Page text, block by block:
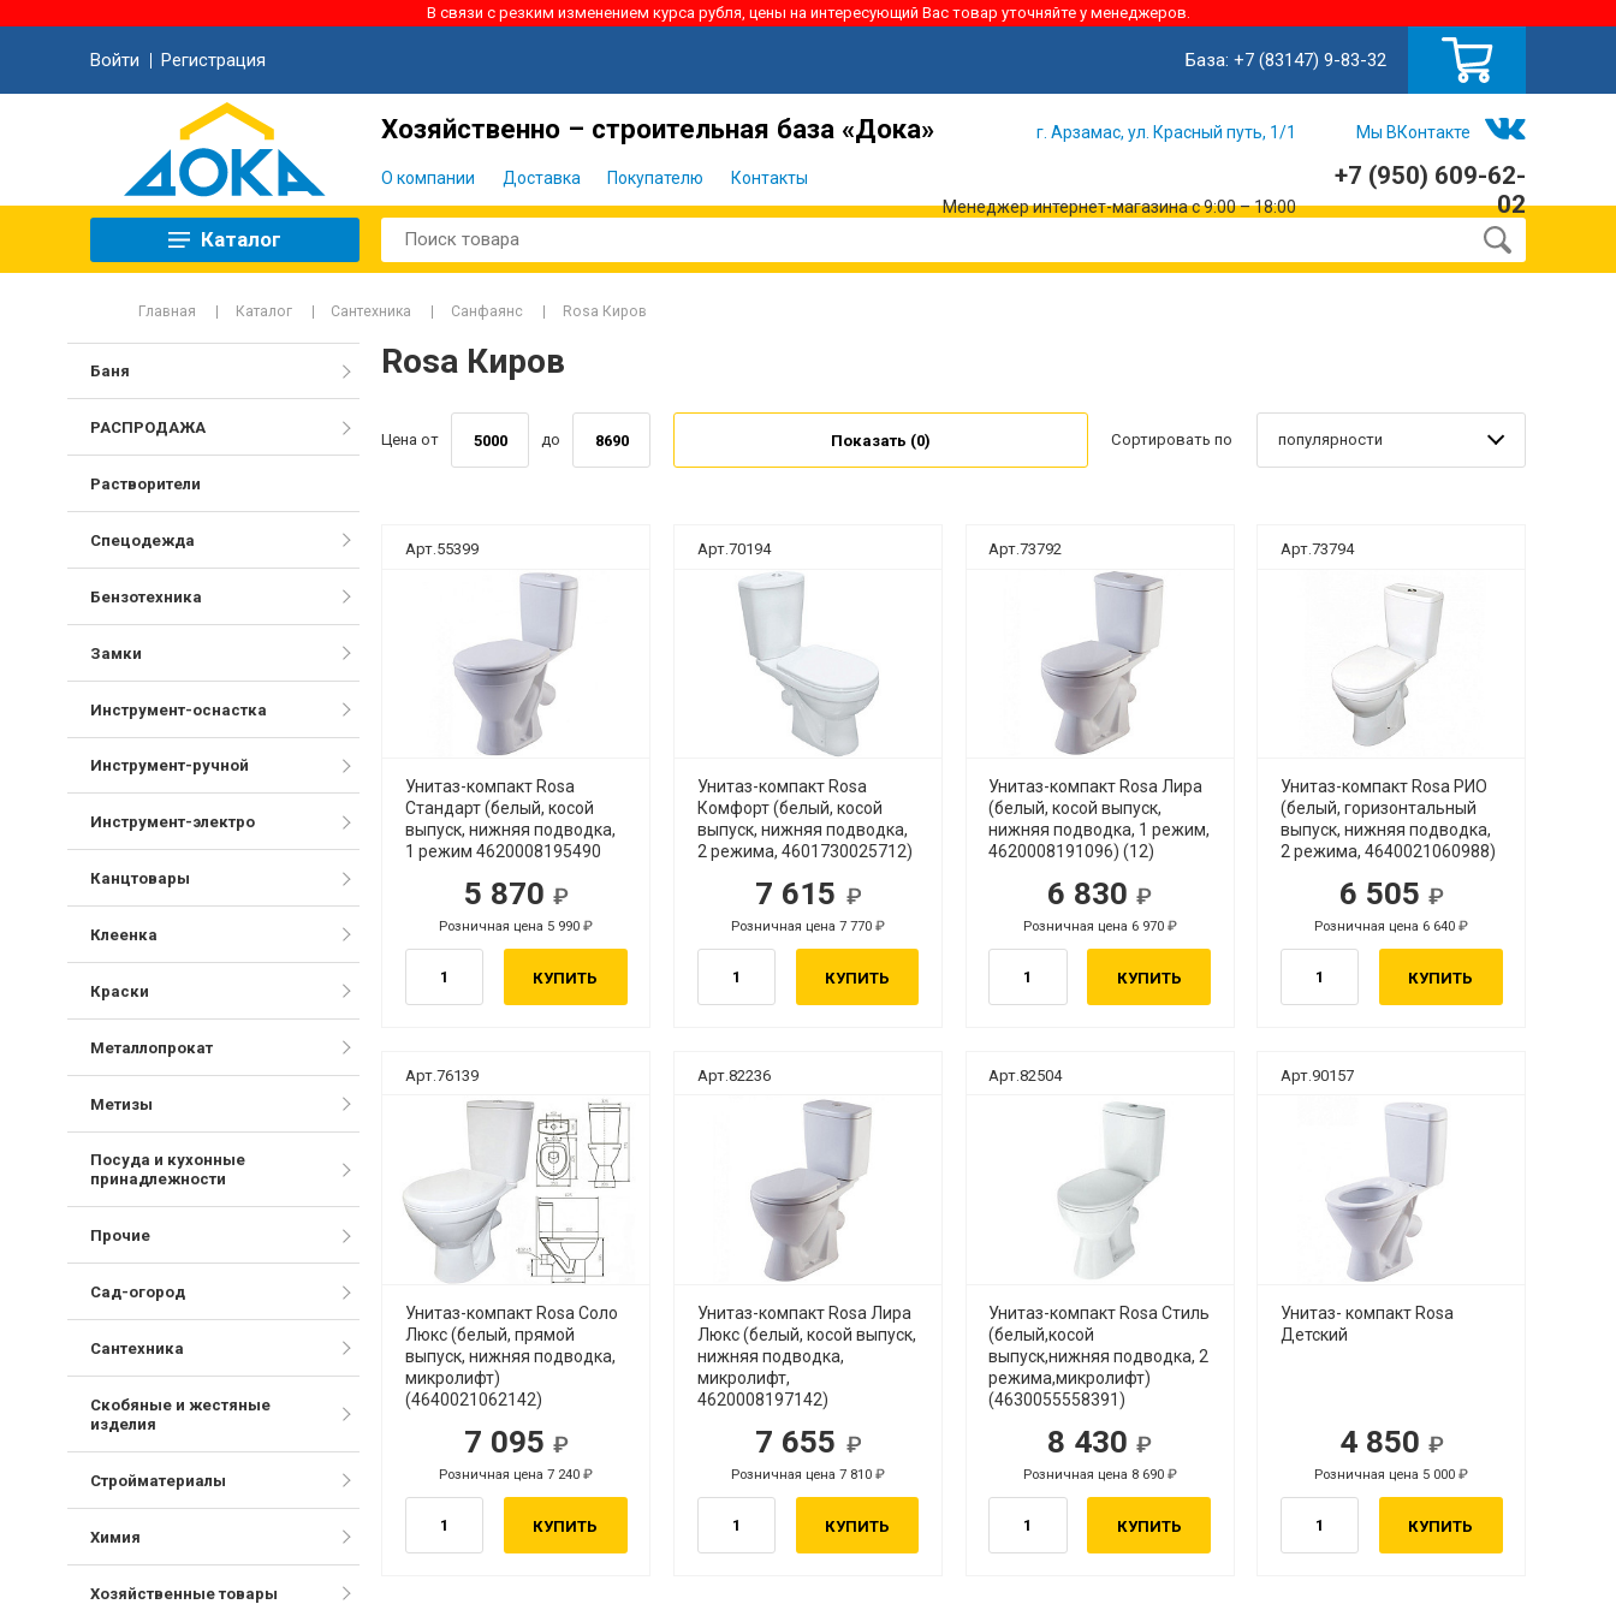
В связи с резким изменением курса рубля, цены на интересующий Вас товар уточняйте у менеджеров.
Войти Регистрация База: +7 (83147) 9-83-32
Хозяйственно – строительная база «Дока»
О компании Доставка Покупателю Контакты
г. Арзамас, ул. Красный путь, 1/1 Мы ВКонтакте
Менеджер интернет-магазина с 9:00 – 18:00
+7 (950) 609-62-
02
Каталог
Главная Каталог Сантехника Санфаянс Rosa Киров
Rosa Киров
Цена от до Показать (0) Сортировать по популярности
Арт.55399
Унитаз-компакт Rosa
Стандарт (белый, косой
выпуск, нижняя подводка,
1 режим 4620008195490
5 870
Розничная цена 5 990
КУПИТЬ
Арт.70194
Унитаз-компакт Rosa
Комфорт (белый, косой
выпуск, нижняя подводка,
2 режима, 4601730025712)
7 615
руб.
Розничная цена 7 770
КУПИТЬ
Арт.73792
Унитаз-компакт Rosa Лира
(белый, косой выпуск,
нижняя подводка, 1 режим,
4620008191096) (12)
6 830
руб.
Розничная цена 6 970
руб.
КУПИТЬ
Арт.73794
Унитаз-компакт Rosa РИО
(белый, горизонтальный
выпуск, нижняя подводка,
2 режима, 4640021060988)
6 505
руб.
Розничная цена 6 640
руб.
КУПИТЬ
Арт.76139
Унитаз-компакт Rosa Соло
Люкс (белый, прямой
выпуск, нижняя подводка,
микролифт)
(4640021062142)
7 095
Розничная цена 7 240
КУПИТЬ
Арт.82236
Унитаз-компакт Rosa Лира
Люкс (белый, косой выпуск,
нижняя подводка,
микролифт,
4620008197142)
7 655
руб.
Розничная цена 7 810
КУПИТЬ
Арт.82504
Унитаз-компакт Rosa Стиль
(белый,косой
выпуск,нижняя подводка, 2
режима,микролифт)
(4630055558391)
8 430
руб.
Розничная цена 8 690
руб.
КУПИТЬ
Арт.90157
Унитаз- компакт Rosa
Детский
4 850
руб.
Розничная цена 5 000
руб.
КУПИТЬ
Баня
РАСПРОДАЖА
Растворители
Спецодежда
Бензотехника
Замки
Инструмент-оснастка
Инструмент-ручной
Инструмент-электро
Канцтовары
Клеенка
Краски
Металлопрокат
Метизы
Посуда и кухонные
принадлежности
Прочие
Сад-огород
Сантехника
Скобяные и жестяные
изделия
Стройматериалы
Химия
Хозяйственные товары